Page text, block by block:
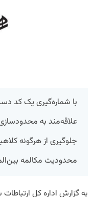
با شماره‌گیری یک کد
علاقه‌مند به
جلوگیری از هرگونه
محدودیت مکالمه
به گزارش اداره کل